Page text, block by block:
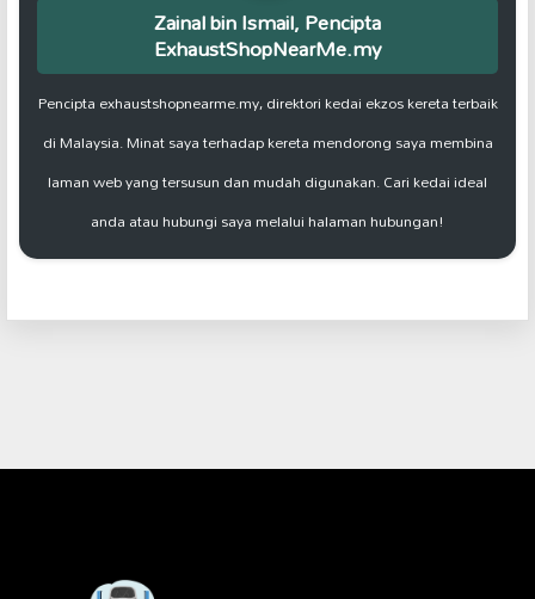
Zainal bin Ismail, Pencipta
ExhaustShopNearMe.my
Pencipta exhaustshopnearme.my, direktori kedai ekzos kereta terbaik
di Malaysia. Minat saya terhadap kereta mendorong saya membina
laman web yang tersusun dan mudah digunakan. Cari kedai ideal
anda atau hubungi saya melalui halaman hubungan!